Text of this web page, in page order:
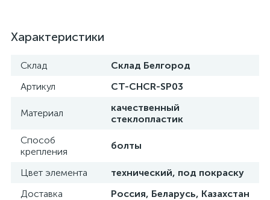
Характеристики
Склад
Склад Белгород
Артикул
CT-CHCR-SP03
Материал
качественный
стеклопластик
Способ
крепления
болты
Цвет элемента
технический, под покраску
Доставка
Россия, Беларусь, Казахстан